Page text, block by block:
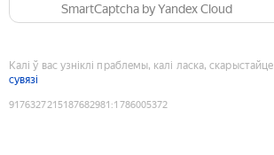
SmartCaptcha by Yandex Cloud
Калі ў вас узніклі праблемы, калі ласка, скарыстайце
сувязі
9176327215187682981 :1786005372